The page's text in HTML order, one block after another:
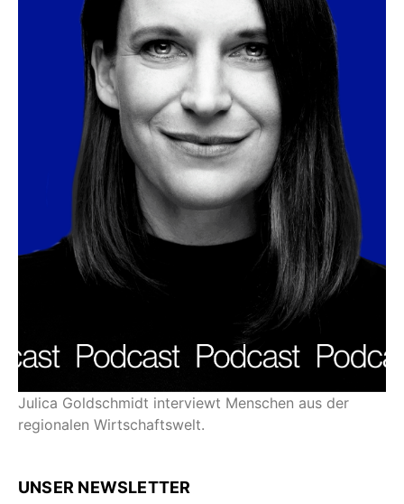
Julica Goldschmidt interviewt Menschen aus der
regionalen Wirtschaftswelt.
UNSER NEWSLETTER